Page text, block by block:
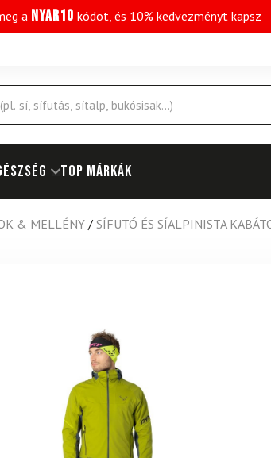
a NYAR10 kódot, és 10% kedvezményt kapsz
Top márkák
& MELLÉNY/ SÍFUTÓ ÉS SÍALPINISTA